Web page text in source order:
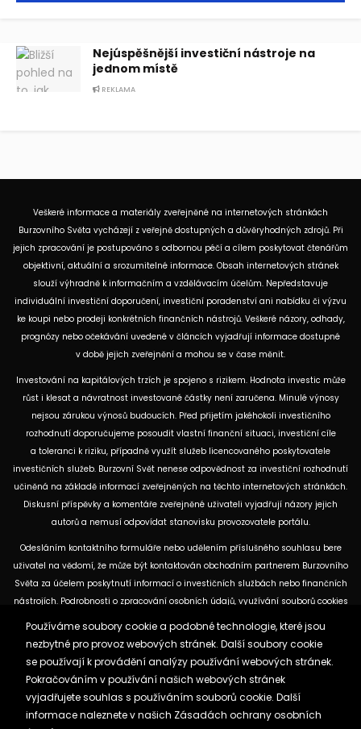
Nejúspěšnější investiční nástroje na
jednom místě
REKLAMA
Veškeré informace a materiály zveřejněné na internetových stránkách
Burzovního Světa vycházejí z veřejně dostupných a důvěryhodných zdrojů. Při
jejich zpracování je postupováno s odbornou péčí a cílem poskytovat čtenářům
objektivní, aktuální a srozumitelné informace. Obsah internetových stránek
slouží výhradně k informačním a vzdělávacím účelům. Nepředstavuje
individuální investiční doporučení, investiční poradenství ani nabídku či výzvu
ke koupi nebo prodeji konkrétních finančních nástrojů. Veškeré názory, odhady,
prognózy nebo očekávání uvedené v článcích vyjadřují informace dostupné
v době jejich zveřejnění a mohou se v čase měnit.
Investování na kapitálových trzích je spojeno s rizikem. Hodnota investic může
růst i klesat a návratnost investované částky není zaručena. Minulé výnosy
nejsou zárukou výnosů budoucích. Před přijetím jakéhokoli investičního
rozhodnutí doporučujeme posoudit vlastní finanční situaci, investiční cíle
a toleranci k riziku, případně využít služeb licencovaného poskytovatele
investičních služeb. Burzovní Svět nenese odpovědnost za investiční rozhodnutí
učiněná na základě informací zveřejněných na těchto internetových stránkách.
Diskusní příspěvky a komentáře zveřejněné uživateli vyjadřují názory jejich
autorů a nemusí odpovídat stanovisku provozovatele portálu.
Odesláním kontaktního formuláře nebo udělením příslušného souhlasu bere
uživatel na vědomí, že může být kontaktován obchodním partnerem Burzovního
Světa za účelem poskytnutí informací o investičních službách nebo finančních
nástrojích. Podrobnosti o zpracování osobních údajů, využívání souborů cookies
dostupných na těchto internetových stránkách. U jednotlivých článků mohou
být uvedeny informace o použitých zdrojích, datu původní analýzy nebo datu,
ke kterému se vztahují uvedené tržní údaje.
Zásady ochrany osobních údajů a cookies
Používáme soubory cookie a podobné technologie, které jsou
nezbytné pro provoz webových stránek. Další soubory cookie
se používají k provádění analýzy používání webových stránek.
Pokračováním v používání našich webových stránek
vyjadřujete souhlas s používáním souborů cookie. Další
informace naleznete v našich Zásadách ochrany osobních